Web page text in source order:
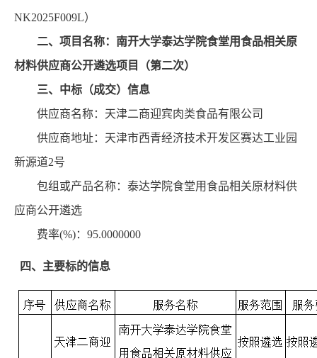
NK2025F009L）
二、项目名称：南开大学泰达学院食堂用食品相关原
材料供应商公开遴选项目（第二次）
三、中标（成交）信息
供应商名称：天津二商迎宾肉类食品有限公司
供应商地址：天津市西青经济技术开发区赛达工业园
新源道2号
包组或产品名称：泰达学院食堂用食品相关原材料供
应商公开遴选
费率(%)：95.0000000
四、主要标的信息